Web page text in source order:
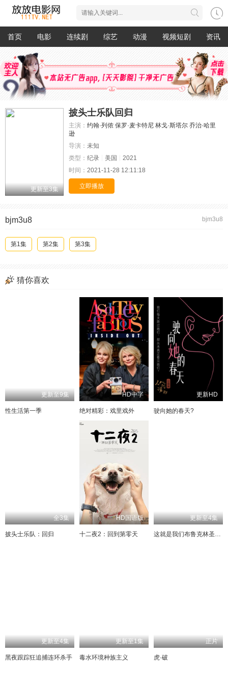
首页 电影 连续剧 综艺 动漫 视频短剧 资讯
更新至3集
披头士乐队回归
主演： 约翰·列侬 保罗·麦卡特尼 林戈·斯塔尔 乔治·哈里
逊
导演： 未知
类型： 纪录 美国
2021
时间： 2021-11-28 12:11:18
立即播放
bjm3u8
bjm3u8
第1集 第2集 第3集
猜你喜欢
更新至9集
性生活第一季
HD中字
绝对精彩：戏里戏外
更新HD
驶向她的春天?
全3集
披头士乐队：回归
HD国语版
十二夜2：回到第零天
更新至4集
更新至4集
黑夜跟踪狂追捕连环杀手
更新至1集
毒水环境种族主义
正片
虎·破